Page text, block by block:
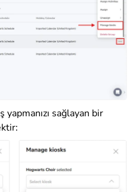
yapmanızı sağlayan bir